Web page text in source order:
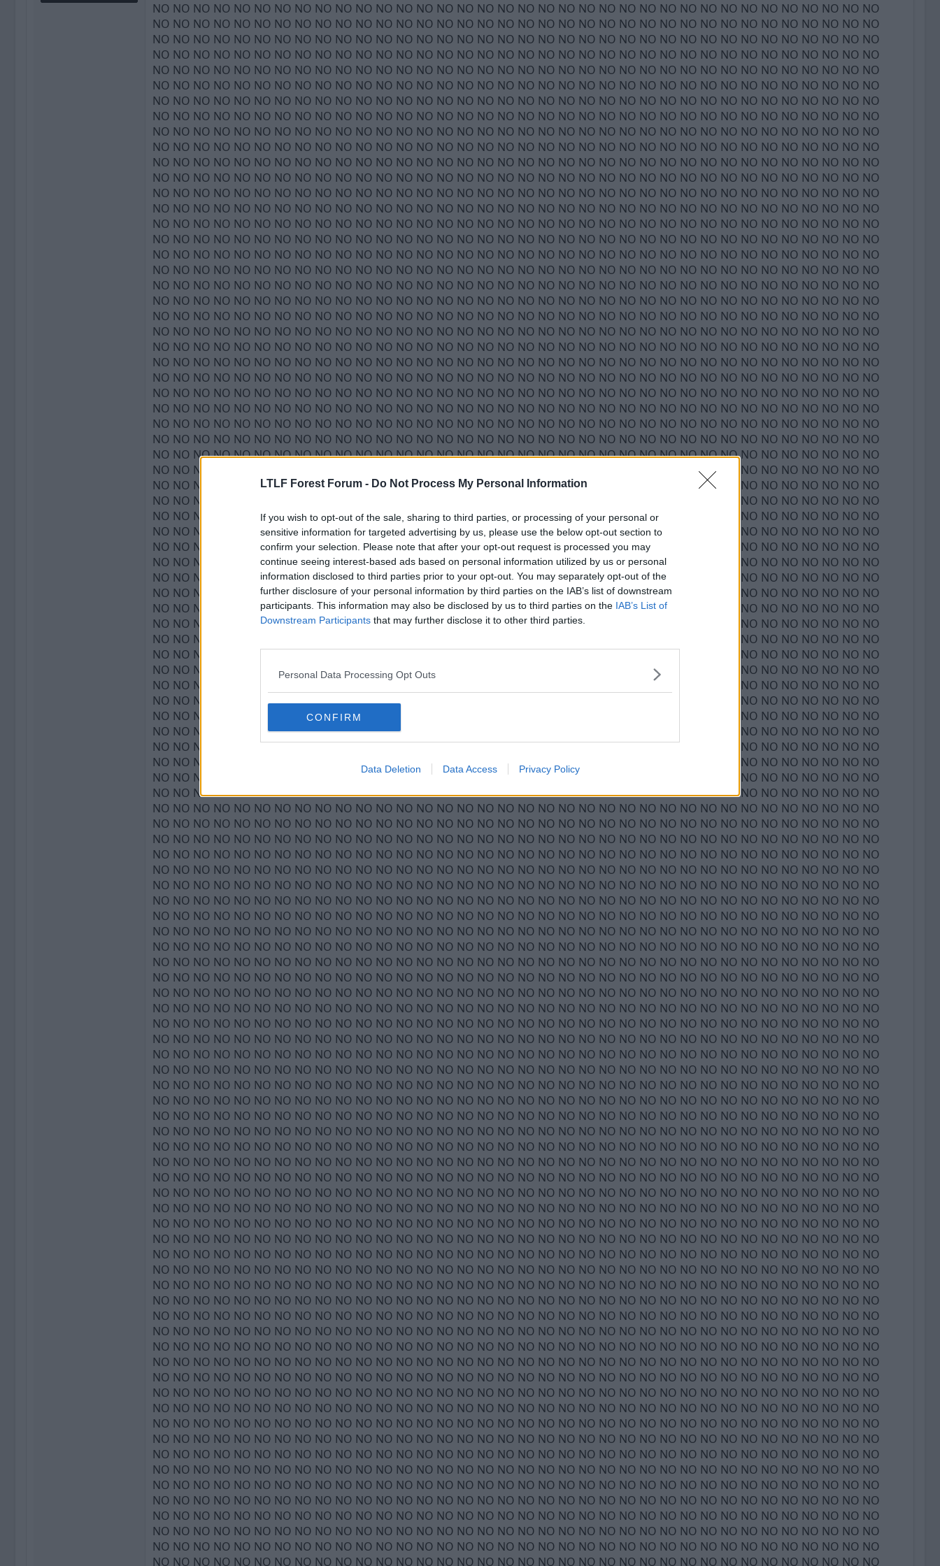
LTLF Forest Forum - Do Not Process My Personal Information
If you wish to opt-out of the sale, sharing to third parties, or processing of your personal or
sensitive information for targeted advertising by us, please use the below opt-out section to
confirm your selection. Please note that after your opt-out request is processed you may
continue seeing interest-based ads based on personal information utilized by us or personal
information disclosed to third parties prior to your opt-out. You may separately opt-out of the
further disclosure of your personal information by third parties on the IAB’s list of downstream
participants. This information may also be disclosed by us to third parties on the IAB’s List of
Downstream Participants that may further disclose it to other third parties.
Personal Data Processing Opt Outs
CONFIRM
Data Deletion Data Access Privacy Policy